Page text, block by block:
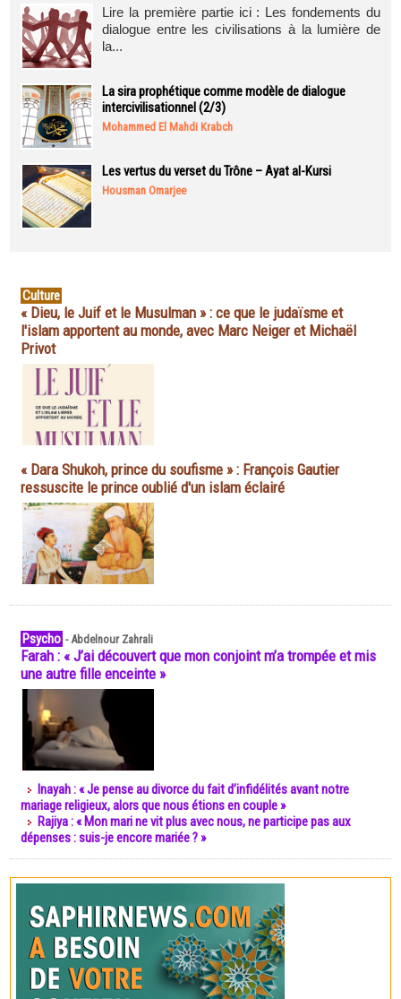
Lire la première partie ici : Les fondements du
dialogue entre les civilisations à la lumière de
la...
La sira prophétique comme modèle de dialogue
intercivilisationnel (2/3)
Mohammed El Mahdi Krabch
Les vertus du verset du Trône – Ayat al-Kursi
Housman Omarjee
Culture
« Dieu, le Juif et le Musulman » : ce que le judaïsme et
l'islam apportent au monde, avec Marc Neiger et Michaël
Privot
« Dara Shukoh, prince du soufisme » : François Gautier
ressuscite le prince oublié d'un islam éclairé
Psycho -Abdelnour Zahrali
Farah : « J’ai découvert que mon conjoint m’a trompée et mis
une autre fille enceinte »
Inayah : « Je pense au divorce du fait d’infidélités avant notre
mariage religieux, alors que nous étions en couple »
Rajiya : « Mon mari ne vit plus avec nous, ne participe pas aux
dépenses : suis-je encore mariée ? »